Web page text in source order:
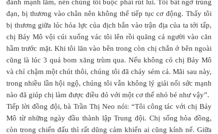
đánh mạnh lắm, nên chúng tôi buộc phải rút lui. Tôi bất ngờ trúng
đạn, bị thương vào chân nên không thể tiếp tục cơ động. Thấy tôi
bị thương giữa lúc hỏa lực của địch bắn vào trận địa của ta tới tấp,
chị Bảy Mô vội cúi xuống vác tôi lên rồi quăng cả người vào căn
hầm trước mặt. Khi tôi lăn vào bên trong còn chị chắn ở bên ngoài
cũng là lúc 3 quả bom xăng trùm qua. Nếu không có chị Bảy Mô
và chỉ chậm một chút thôi, chúng tôi đã cháy sém cả. Mãi sau này,
trong nhiều lần hội ngộ, chúng tôi vẫn không lý giải nổi sức mạnh
nào đã giúp chị làm được điều đó với một cơ thể nhỏ bé như vậy”.
Tiếp lời đồng đội, bà Trần Thị Neo nói: “Tôi công tác với chị Bảy
Mô từ những ngày đầu thành lập Trung đội. Chị sống hòa đồng,
còn trong chiến đấu thì rất dũng cảm khiến ai cũng kính nể. Giữa